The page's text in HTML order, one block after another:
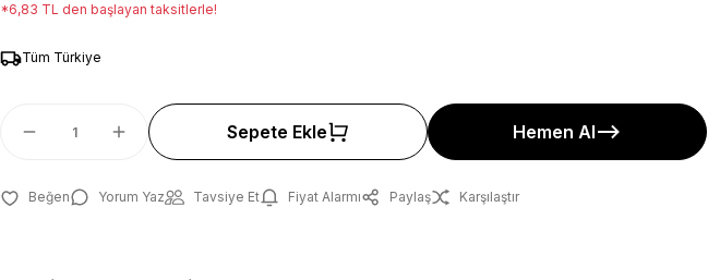
*6,83 TL den başlayan taksitlerle!
Tüm Türkiye
Sepete Ekle Hemen Al
Yorum Yaz Tavsiye Et Fiyat Alarmı Paylaş Karşılaştır